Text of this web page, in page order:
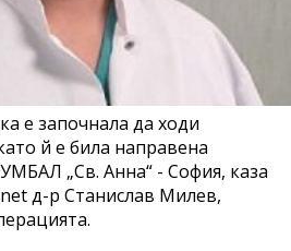
е започнала да ходи
й е била направена
„Св. Анна“ - София, каза
д-р Станислав Милев,